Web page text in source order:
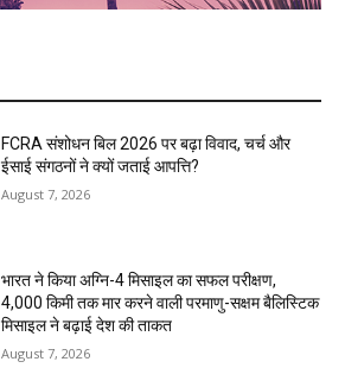
FCRA संशोधन बिल 2026 पर बढ़ा विवाद, चर्च और
ईसाई संगठनों ने क्यों जताई आपत्ति?
August 7, 2026
भारत ने किया अग्नि-4 मिसाइल का सफल परीक्षण,
4,000 किमी तक मार करने वाली परमाणु-सक्षम बैलिस्टिक
मिसाइल ने बढ़ाई देश की ताकत
August 7, 2026